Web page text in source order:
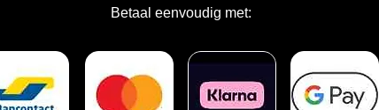
Betaal eenvoudig met: